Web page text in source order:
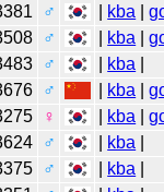
♂ kba |
♂ kba |
♂ kba
♂ kba |
♀ kba |
♂ kba
♂ kba